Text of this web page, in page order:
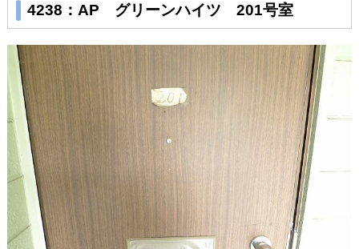
4238：AP グリーンハイツ 201号室